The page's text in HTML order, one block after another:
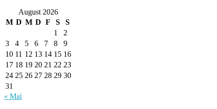
August 2026
M D M D F S
S
1
2
3
4 5 6 7 8
9
10 11 12 13 14 15 16
17 18 19 20 21 22 23
24 25 26 27 28 29 30
31
« Mai